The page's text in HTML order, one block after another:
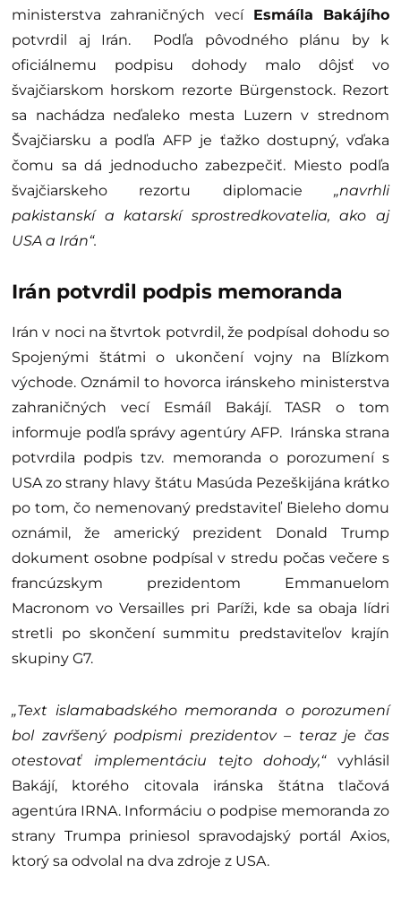
ministerstva zahraničných vecíEsmáíla Bakájího
potvrdil aj Irán. Podľa pôvodného plánu by k
oficiálnemu podpisu dohody malo dôjsť vo
švajčiarskom horskom rezorte Bürgenstock. Rezort
sa nachádza neďaleko mesta Luzern v strednom
Švajčiarsku a podľa AFP je ťažko dostupný, vďaka
čomu sa dá jednoducho zabezpečiť. Miesto podľa
švajčiarskeho rezortu diplomacie „navrhli
pakistanskí a katarskí sprostredkovatelia, ako aj
USA a Irán“.
Irán potvrdil podpis memoranda
Irán v noci na štvrtok potvrdil, že podpísal dohodu so
Spojenými štátmi o ukončení vojny na Blízkom
východe. Oznámil to hovorca iránskeho ministerstva
zahraničných vecí Esmáíl Bakájí. TASR o tom
informuje podľa správy agentúry AFP. Iránska strana
potvrdila podpis tzv. memoranda o porozumení s
USA zo strany hlavy štátu Masúda Pezeškijána krátko
po tom, čo nemenovaný predstaviteľ Bieleho domu
oznámil, že americký prezident Donald Trump
dokument osobne podpísal v stredu počas večere s
francúzskym prezidentom Emmanuelom
Macronom vo Versailles pri Paríži, kde sa obaja lídri
stretli po skončení summitu predstaviteľov krajín
skupiny G7.
„Text islamabadského memoranda o porozumení
bol zavŕšený podpismi prezidentov – teraz je čas
otestovať implementáciu tejto dohody,“vyhlásil
Bakájí, ktorého citovala iránska štátna tlačová
agentúra IRNA. Informáciu o podpise memoranda zo
strany Trumpa priniesol spravodajský portál Axios,
ktorý sa odvolal na dva zdroje z USA.